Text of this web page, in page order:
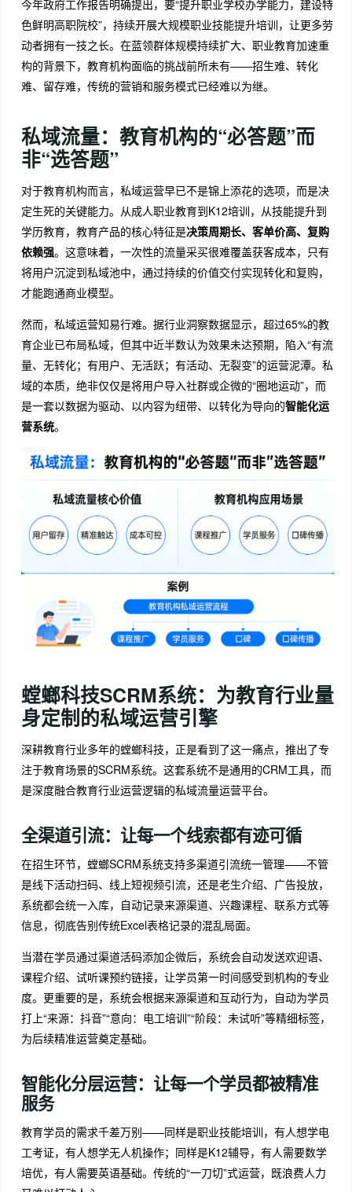
今年政府工作报告明确提出，要“提升职业学校办学能力，建设特
色鲜明高职院校”，持续开展大规模职业技能提升培训，让更多劳
动者拥有一技之长。 在蓝领群体规模持续扩大、职业教育加速重
构的背景下，教育机构面临的挑战前所未有——招生难、转化
难、留存难，传统的营销和服务模式已经难以为继。
私域流量：教育机构的“必答题”而
非“选答题”
对于教育机构而言，私域运营早已不是锦上添花的选项，而是决
定生死的关键能力。从成人职业教育到K12培训，从技能提升到
学历教育，教育产品的核心特征是决策周期长、客单价高、复购
依赖强。这意味着，一次性的流量采买很难覆盖获客成本，只有
将用户沉淀到私域池中，通过持续的价值交付实现转化和复购，
才能跑通商业模型。
然而，私域运营知易行难。据行业洞察数据显示，超过65%的教
育企业已布局私域，但其中近半数认为效果未达预期，陷入“有流
量、无转化；有用户、无活跃；有活动、无裂变”的运营泥潭。 私
域的本质，绝非仅仅是将用户导入社群或企微的“圈地运动”，而
是一套以数据为驱动、以内容为纽带、以转化为导向的智能化运
营系统。
螳螂科技SCRM系统：为教育行业量
身定制的私域运营引擎
深耕教育行业多年的螳螂科技，正是看到了这一痛点，推出了专
注于教育场景的SCRM系统。这套系统不是通用的CRM工具，而
是深度融合教育行业运营逻辑的私域流量运营平台。
全渠道引流：让每一个线索都有迹可循
在招生环节，螳螂SCRM系统支持多渠道引流统一管理——不管
是线下活动扫码、线上短视频引流，还是老生介绍、广告投放，
系统都会统一入库，自动记录来源渠道、兴趣课程、联系方式等
信息，彻底告别传统Excel表格记录的混乱局面。
当潜在学员通过渠道活码添加企微后，系统会自动发送欢迎语、
课程介绍、试听课预约链接，让学员第一时间感受到机构的专业
度。更重要的是，系统会根据来源渠道和互动行为，自动为学员
打上“来源：抖音”“意向：电工培训”“阶段：未试听”等精细标签，
为后续精准运营奠定基础。
智能化分层运营：让每一个学员都被精准
服务
教育学员的需求千差万别——同样是职业技能培训，有人想学电
工考证，有人想学无人机操作；同样是K12辅导，有人需要数学
培优，有人需要英语基础。传统的“一刀切”式运营，既浪费人力